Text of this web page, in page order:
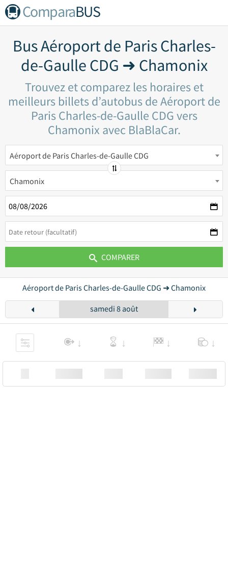
ComparaBUS
Bus Aéroport de Paris Charles-
de-Gaulle CDG ➜ Chamonix
Trouvez et comparez les horaires et
meilleurs billets d’autobus de Aéroport de
Paris Charles-de-Gaulle CDG vers
Chamonix avec BlaBlaCar.
Aéroport de Paris Charles-de-Gaulle CDG
Chamonix
COMPARER
Aéroport de Paris Charles-de-Gaulle CDG ➜ Chamonix
samedi 8 août